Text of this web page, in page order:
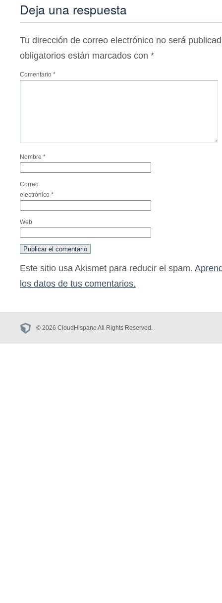
Deja una respuesta
Tu dirección de correo electrónico no será
obligatorios están marcados con *
Comentario *
Nombre *
Correo
electrónico *
Web
Este sitio usa Akismet para reducir el spam.
los datos de tus comentarios.
© 2026 CloudHispano All Rights Reserved.